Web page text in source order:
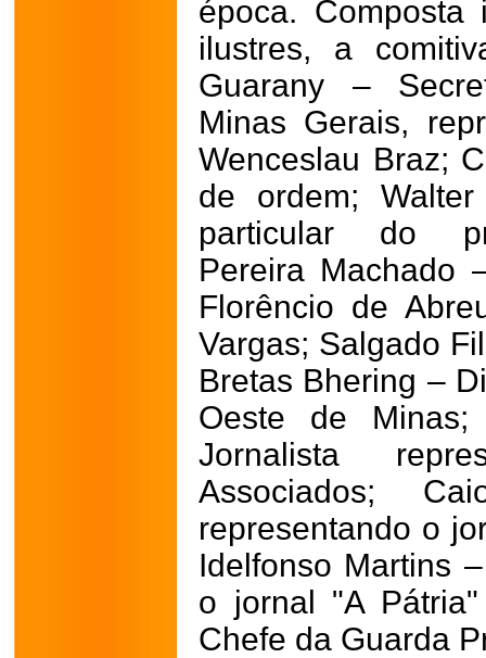
época. Composta
ilustres, a
Guarany –
Minas Gerais,
Wenceslau Braz;
de ordem;
particular do
Pereira Machado
Florêncio de
Vargas; Salgado
Bretas Bhering –
Oeste de
Jornalista
Associados;
representando o
Idelfonso Martins
o jornal "A
Chefe da Guarda